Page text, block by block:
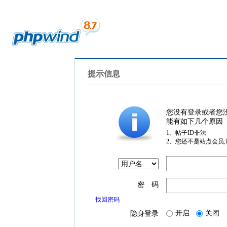
提示信息
您没有登录或者您
能有如下几个原因
1、帖子ID非法
2、您还不是站点会员
密 码
找回密码
隐身登录 开启 关闭